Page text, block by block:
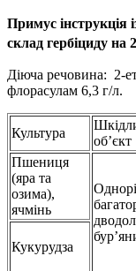
Примус інструкція
склад гербіциду на
Діюча речовина: 2-
флорасулам 6,3 г/л.
Культура
об’єкт
Пшениця
(яра та
озима),
ячмінь
Кукурудза